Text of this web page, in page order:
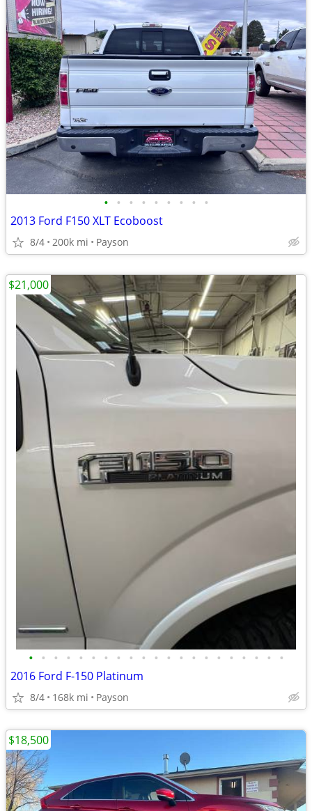
• • • • • • • • •
2013 Ford F150 XLT Ecoboost
8/4 200k mi Payson
• • • • • • • • • • • • • • • • • • • • •
2016 Ford F-150 Platinum
8/4 168k mi Payson
$21,000
$18,500